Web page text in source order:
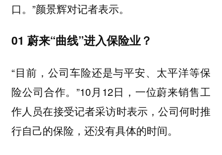
口。”颜景辉对记者表示。
01 蔚来“曲线”进入保险业？
“目前，公司车险还是与平安、太平洋等保
险公司合作。”10月12日，一位蔚来销售工
作人员在接受记者采访时表示，公司何时推
行自己的保险，还没有具体的时间。